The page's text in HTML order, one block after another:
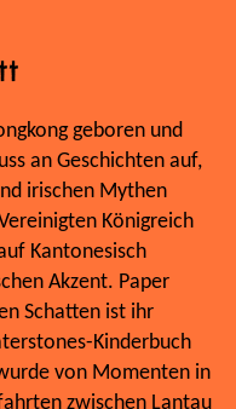
geboren und
an Geschichten auf,
irischen Mythen
Königreich
Kantonesisch
Akzent. Paper
Schatten ist ihr
Kinderbuch
von Momenten in
zwischen Lantau